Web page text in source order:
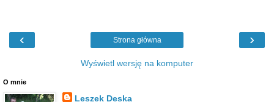
‹ ›
Strona główna
Wyświetl wersję na komputer
O mnie
Leszek Deska